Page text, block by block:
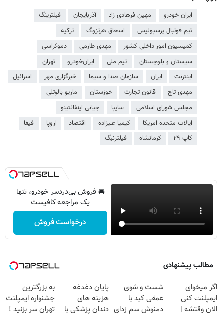
ایران خودرو مهین فرهادی زاد آذربایجان
فیلترینگ
تیم فوتبال پرسپولیس
اسحاق هرتزوگ
ترکیه
کمیسیون امور داخلی کشور
مهدی طارمی
دموکراسی
سیستان و بلوچستان
تیم ملی ایران‌خودرو
تهران
اینترنت
ایران سازمان صدا و سیما خبرگزاری مهر
اسرائیل
مهدی تاج
قانون تجارت خوزستان
ماریو بالوتلی
مجلس شورای اسلامی
سایپا
جیانی اینفانتینو
ایالات متحده امریکا
کیمیا علیزاده اقتصاد اروپا
فیفا
کاپ ۲۹
کرمانشاه فیلترنیگ
🚘 فروش بی‌دردسر خودرو، تنها
یک مراجعه کافیست
درخواست فروش
مطالب پیشنهادی
اگر میخوای
ایمپلنت کنی
الان وقتشه |
شست و شوی
عمقی کبد با
دمنوش سم زدای
پایان دغدغه
هزینه های
دندان پزشکی با
به بزرگترین
جشنواره ایمپلنت
تهران سر بزنید !